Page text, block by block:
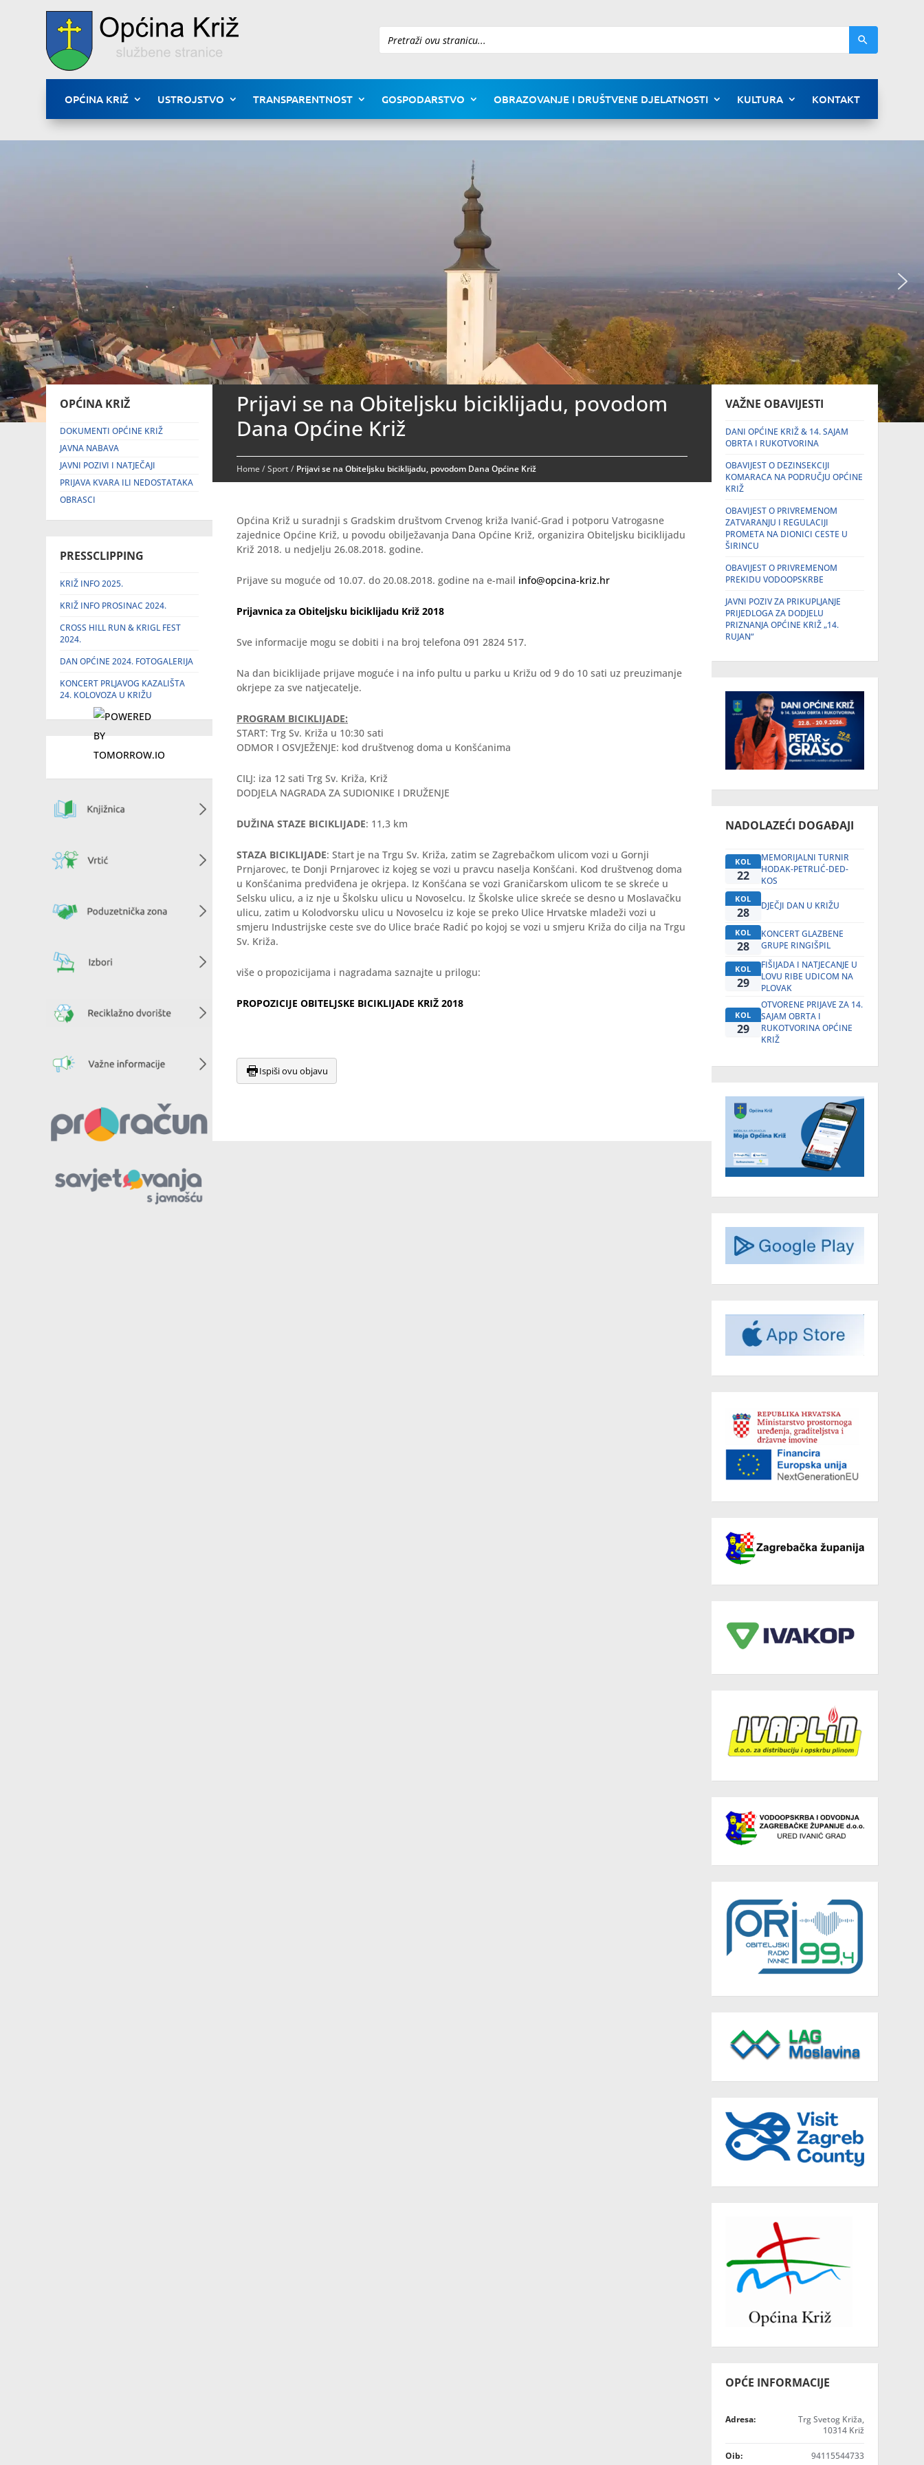
Pretraži
OPĆINA KRIŽ USTROJSTVO TRANSPARENTNOST GOSPODARSTVO OBRAZOVANJE I DRUŠTVENE DJELATNOSTI KULTURA KONTAKT
OPĆINA KRIŽ
DOKUMENTI OPĆINE KRIŽ
JAVNA NABAVA
JAVNI POZIVI I NATJEČAJI
PRIJAVA KVARA ILI NEDOSTATAKA
OBRASCI
PRESSCLIPPING
KRIŽ INFO 2025.
KRIŽ INFO PROSINAC 2024.
CROSS HILL RUN & KRIGL FEST
2024.
DAN OPĆINE 2024. FOTOGALERIJA
KONCERT PRLJAVOG KAZALIŠTA
24. KOLOVOZA U KRIŽU
Prijavi se na Obiteljsku biciklijadu, povodom
Dana Općine Križ
Home/Sport/ Prijavi se na Obiteljsku biciklijadu, povodom Dana Općine Križ
Općina Križ u suradnji s Gradskim društvom Crvenog križa Ivanić-Grad i potporu Vatrogasne
zajednice Općine Križ, u povodu obilježavanja Dana Općine Križ, organizira Obiteljsku biciklijadu
Križ 2018. u nedjelju 26.08.2018. godine.
Prijave su moguće od 10.07. do 20.08.2018. godine na e-mail info@opcina-kriz.hr
Prijavnica za Obiteljsku biciklijadu Križ 2018
Sve informacije mogu se dobiti i na broj telefona 091 2824 517.
Na dan biciklijade prijave moguće i na info pultu u parku u Križu od 9 do 10 sati uz preuzimanje
okrjepe za sve natjecatelje.
PROGRAM BICIKLIJADE:
START: Trg Sv. Križa u 10:30 sati
ODMOR I OSVJEŽENJE: kod društvenog doma u Konšćanima
CILJ: iza 12 sati Trg Sv. Križa, Križ
DODJELA NAGRADA ZA SUDIONIKE I DRUŽENJE
DUŽINA STAZE BICIKLIJADE: 11,3 km
STAZA BICIKLIJADE: Start je na Trgu Sv. Križa, zatim se Zagrebačkom ulicom vozi u Gornji
Prnjarovec, te Donji Prnjarovec iz kojeg se vozi u pravcu naselja Konšćani. Kod društvenog doma
u Konšćanima predviđena je okrjepa. Iz Konšćana se vozi Graničarskom ulicom te se skreće u
Selsku ulicu, a iz nje u Školsku ulicu u Novoselcu. Iz Školske ulice skreće se desno u Moslavačku
ulicu, zatim u Kolodvorsku ulicu u Novoselcu iz koje se preko Ulice Hrvatske mladeži vozi u
smjeru Industrijske ceste sve do Ulice braće Radić po kojoj se vozi u smjeru Križa do cilja na Trgu
Sv. Križa.
više o propozicijama i nagradama saznajte u prilogu:
PROPOZICIJE OBITELJSKE BICIKLIJADE KRIŽ 2018
Ispiši ovu objavu
VAŽNE OBAVIJESTI
DANI OPĆINE KRIŽ & 14. SAJAM
OBRTA I RUKOTVORINA
OBAVIJEST O DEZINSEKCIJI
KOMARACA NA PODRUČJU OPĆINE
KRIŽ
OBAVIJEST O PRIVREMENOM
ZATVARANJU I REGULACIJI
PROMETA NA DIONICI CESTE U
ŠIRINCU
OBAVIJEST O PRIVREMENOM
PREKIDU VODOOPSKRBE
JAVNI POZIV ZA PRIKUPLJANJE
PRIJEDLOGA ZA DODJELU
PRIZNANJA OPĆINE KRIŽ „14.
RUJAN“
NADOLAZEĆI DOGAĐAJI
KOL
22
MEMORIJALNI TURNIR
HODAK-PETRLIĆ-DED-
KOS
KOL
28 DJEČJI DAN U KRIŽU
KOL
28
KONCERT GLAZBENE
GRUPE RINGIŠPIL
KOL
29
FIŠIJADA I NATJECANJE U
LOVU RIBE UDICOM NA
PLOVAK
KOL
29
OTVORENE PRIJAVE ZA 14.
SAJAM OBRTA I
RUKOTVORINA OPĆINE
KRIŽ
OPĆE INFORMACIJE
Adresa:
Trg Svetog Križa,
10314 Križ
Oib: 94115544733